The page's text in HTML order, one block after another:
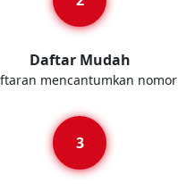
Daftar Mudah
mencantumkan nomor